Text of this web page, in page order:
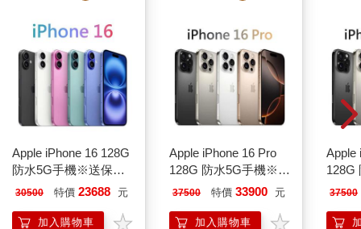
Apple iPhone 16 128G
防水5G手機※送保貼
+保護套※
30500 特價 23688 元
加入購物車
Apple iPhone 16 Pro
128G 防水5G手機※保
貼保套組※
37500 特價 33900 元
加入購物車
Apple
128G
貼保
37500